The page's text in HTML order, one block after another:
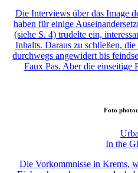
Die Interviews über das Image
haben für einige
(siehe S. 4) trudelte ein,
Inhalts. Daraus zu schließen,
durchwegs angewidert bis
Faux Pas. Aber die einseitige
Foto
In the
Die Vorkommnisse in Krems,